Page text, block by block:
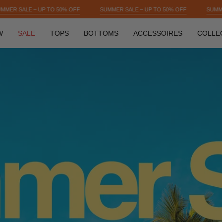
SUMMER SALE – UP TO 50% OFF SUMMER SALE – UP TO 50% OFF
SALE TOPS BOTTOMS ACCESSOIRES